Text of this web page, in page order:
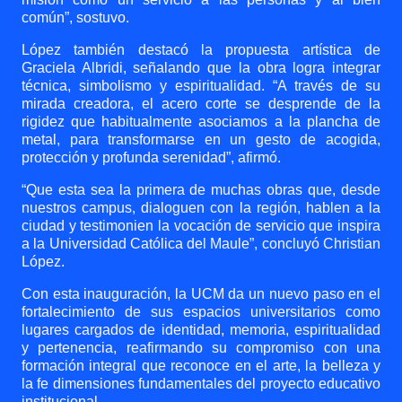
común”, sostuvo.
López también destacó la propuesta artística de
Graciela Albridi, señalando que la obra logra integrar
técnica, simbolismo y espiritualidad. “A través de su
mirada creadora, el acero corte se desprende de la
rigidez que habitualmente asociamos a la plancha de
metal, para transformarse en un gesto de acogida,
protección y profunda serenidad”, afirmó.
“Que esta sea la primera de muchas obras que, desde
nuestros campus, dialoguen con la región, hablen a la
ciudad y testimonien la vocación de servicio que inspira
a la Universidad Católica del Maule”, concluyó Christian
López.
Con esta inauguración, la UCM da un nuevo paso en el
fortalecimiento de sus espacios universitarios como
lugares cargados de identidad, memoria, espiritualidad
y pertenencia, reafirmando su compromiso con una
formación integral que reconoce en el arte, la belleza y
la fe dimensiones fundamentales del proyecto educativo